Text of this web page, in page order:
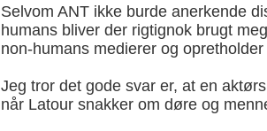
Selvom ANT ikke burde anerkende
humans bliver der rigtignok brugt
non-humans medierer og
Jeg tror det gode svar er, at en
når Latour snakker om døre og